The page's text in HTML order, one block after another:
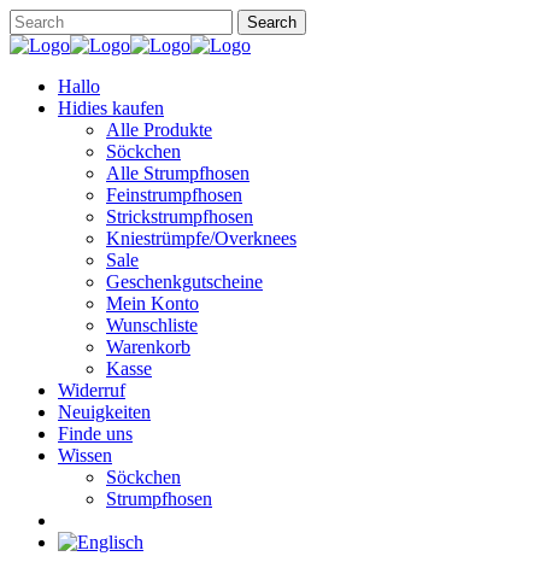
Hallo
Hidies kaufen
Alle Produkte
Söckchen
Alle Strumpfhosen
Feinstrumpfhosen
Strickstrumpfhosen
Kniestrümpfe/Overknees
Sale
Geschenkgutscheine
Mein Konto
Wunschliste
Warenkorb
Kasse
Widerruf
Neuigkeiten
Finde uns
Wissen
Söckchen
Strumpfhosen